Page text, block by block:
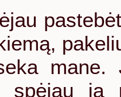
mane.
spėjau ją